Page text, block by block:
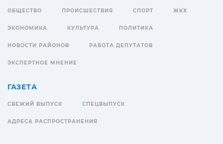
ОБЩЕСТВО ПРОИСШЕСТВИЯ СПОРТ ЖКХ
ЭКОНОМИКА КУЛЬТУРА ПОЛИТИКА
НОВОСТИ РАЙОНОВ РАБОТА ДЕПУТАТОВ
ЭКСПЕРТНОЕ МНЕНИЕ
ГАЗЕТА
СВЕЖИЙ ВЫПУСК СПЕЦВЫПУСК
АДРЕСА РАСПРОСТРАНЕНИЯ